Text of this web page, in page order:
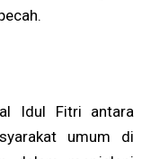
Idul Fitri antara
umum di